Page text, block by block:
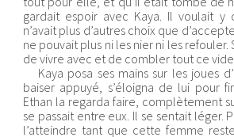
gardait espoir avec Kaya. Il voulait y
n’avait plus d’autres choix que
ne pouvait plus ni les nier ni les refouler.
de vivre avec et de combler tout ce vide
Kaya posa ses mains sur les joues
baiser appuyé, s’éloigna de lui pour
Ethan la regarda faire, complètement
se passait entre eux. Il se sentait léger.
l’atteindre tant que cette femme